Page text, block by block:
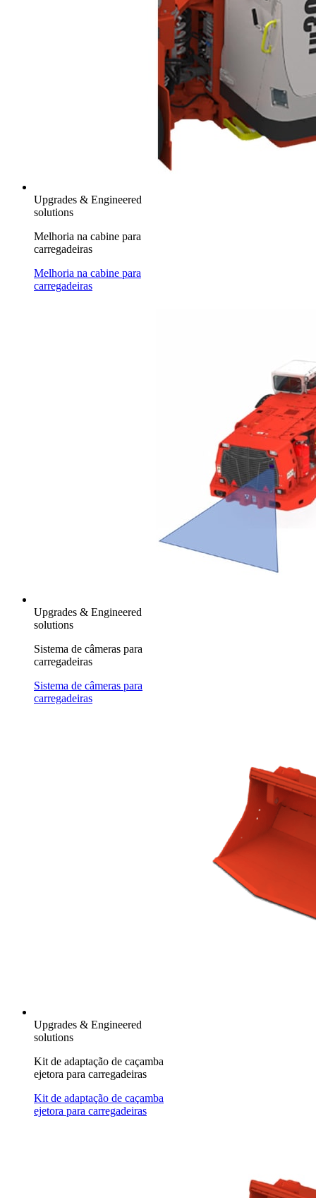
Upgrades & Engineered
solutions
Melhoria na cabine para
carregadeiras
Melhoria na cabine para
carregadeiras
Upgrades & Engineered
solutions
Sistema de câmeras para
carregadeiras
Sistema de câmeras para
carregadeiras
Upgrades & Engineered
solutions
Kit de adaptação de caçamba
ejetora para carregadeiras
Kit de adaptação de caçamba
ejetora para carregadeiras